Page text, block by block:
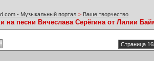
- Музыкальный портал > Ваше творчество
на песни Вячеслава Серёгина от Лилии
Страница